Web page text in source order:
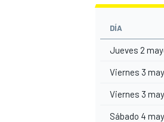
Jueves 2
Viernes 3
Viernes 3
Sábado 4
DÍA